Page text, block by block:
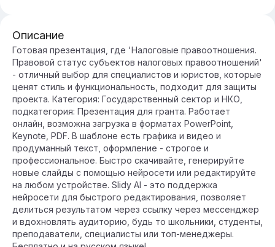
Описание
Готовая презентация, где 'Налоговые правоотношения.
Правовой статус субъектов налоговых правоотношений'
- отличный выбор для специалистов и юристов, которые
ценят стиль и функциональность, подходит для защиты
проекта. Категория: Государственный сектор и НКО,
подкатегория: Презентация для гранта. Работает
онлайн, возможна загрузка в форматах PowerPoint,
Keynote, PDF. В шаблоне есть графика и видео и
продуманный текст, оформление - строгое и
профессиональное. Быстро скачивайте, генерируйте
новые слайды с помощью нейросети или редактируйте
на любом устройстве. Slidy AI - это поддержка
нейросети для быстрого редактирования, позволяет
делиться результатом через ссылку через мессенджер
и вдохновлять аудиторию, будь то школьники, студенты,
преподаватели, специалисты или топ-менеджеры.